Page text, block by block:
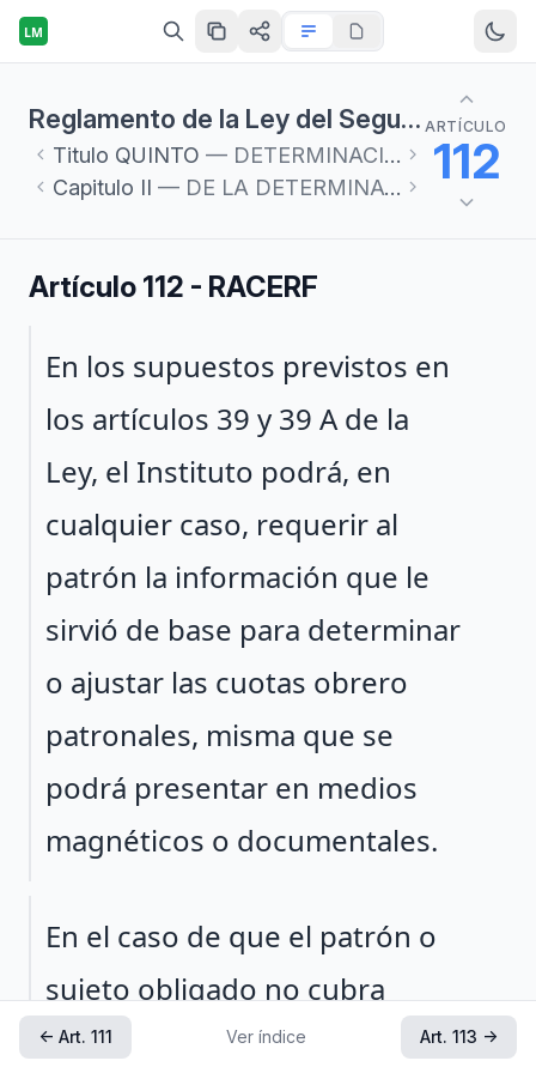
LM
Reglamento de la Ley del Seguro Social en materia de Afiliación, Clasificación de Empresas, Recaudación y Fiscalización
Titulo QUINTO — DETERMINACIÓN Y PAGO DE CUOTAS
Capitulo II — DE LA DETERMINACIÓN DE CRÉDITOS
ARTÍCULO
112
Artículo 112 - RACERF
Párrafo 1
En los supuestos previstos en
los artículos 39 y 39 A de la
Ley, el Instituto podrá, en
cualquier caso, requerir al
patrón la información que le
sirvió de base para determinar
o ajustar las cuotas obrero
patronales, misma que se
podrá presentar en medios
magnéticos o documentales.
Párrafo 2
En el caso de que el patrón o
sujeto obligado no cubra
oportunamente el importe de
← Art. 111 Ver índice Art. 113 →